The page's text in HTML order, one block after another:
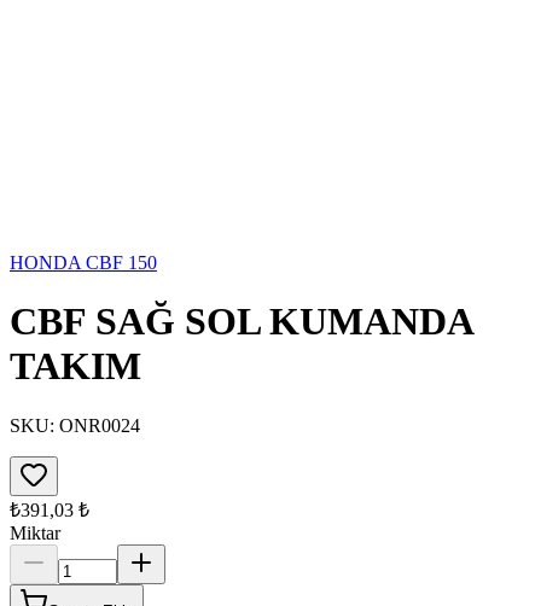
HONDA CBF 150
CBF SAĞ SOL KUMANDA
TAKIM
SKU: ONR0024
₺391,03 ₺
Miktar